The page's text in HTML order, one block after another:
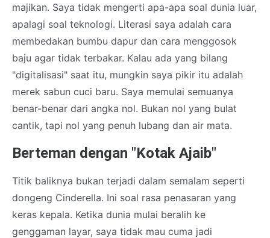
majikan. Saya tidak mengerti apa-apa soal dunia luar,
apalagi soal teknologi. Literasi saya adalah cara
membedakan bumbu dapur dan cara menggosok
baju agar tidak terbakar. Kalau ada yang bilang
"digitalisasi" saat itu, mungkin saya pikir itu adalah
merek sabun cuci baru. Saya memulai semuanya
benar-benar dari angka nol. Bukan nol yang bulat
cantik, tapi nol yang penuh lubang dan air mata.
Berteman dengan "Kotak Ajaib"
Titik baliknya bukan terjadi dalam semalam seperti
dongeng Cinderella. Ini soal rasa penasaran yang
keras kepala. Ketika dunia mulai beralih ke
genggaman layar, saya tidak mau cuma jadi